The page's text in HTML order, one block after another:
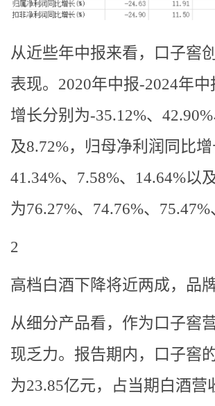
从近些年中报来看，口子窖
表现。2020年中报-2024年
增长分别为-35.12%、
及8.72%，归母净利润同比
41.34%、7.58%、14.64%以
为76.27%、74.76%、
2
高档白酒下降将近两成，品
从细分产品看，作为口子窖
现乏力。报告期内，口子窖
为23.85亿元，占当期白酒营